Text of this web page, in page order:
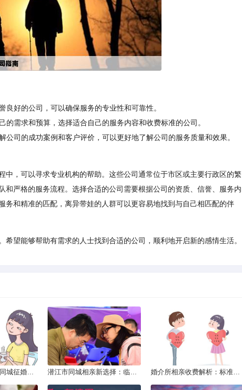
好的公司，可以确保服务的专业性和可靠性。
需求和预算，选择适合自己的服务内容和收费标准的公司。
司的成功案例和客户评价，可以更好地了解公司的服务质量和效果。
，可以寻求专业机构的帮助。这些公司通常位于市区或主要行政区的繁
和严格的服务流程。选择合适的公司需要根据公司的资质、信誉、服务内
务和精准的匹配，离异带娃的人群可以更容易地找到与自己相匹配的伴
望能够帮助有需求的人士找到合适的公司，顺利地开启新的感情生活。